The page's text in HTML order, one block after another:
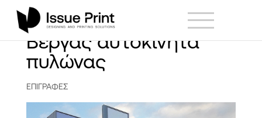
Βέργας αυτοκίνητα
πυλώνας
ΕΠΙΓΡΑΦΕΣ